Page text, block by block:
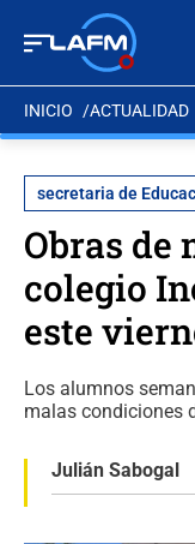
INICIO ACTUALIDAD
secretaria de
Obras de
colegio
este
Los alumnos
malas condiciones
Julián Sabogal